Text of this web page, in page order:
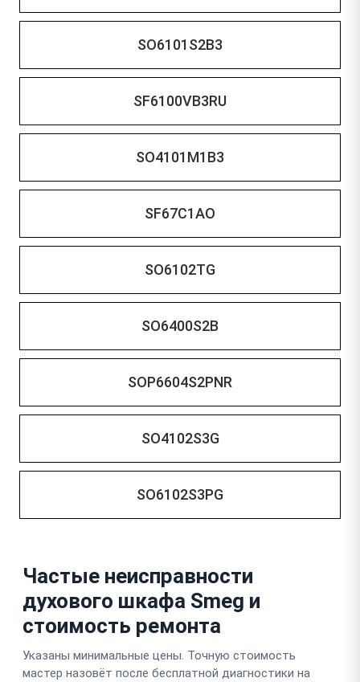
SO6101S2B3
SF6100VB3RU
SO4101M1B3
SF67C1AO
SO6102TG
SO6400S2B
SOP6604S2PNR
SO4102S3G
SO6102S3PG
Частые неисправности
духового шкафа Smeg и
стоимость ремонта
Указаны минимальные цены. Точную стоимость
мастер назовёт после бесплатной диагностики на